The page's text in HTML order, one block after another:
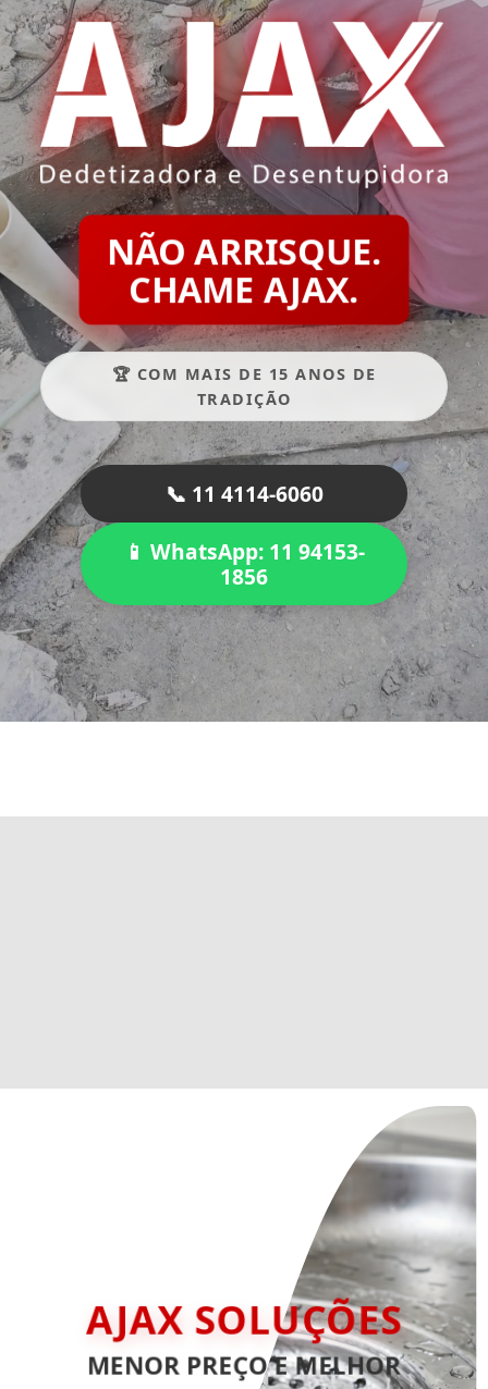
NÃO ARRISQUE.
CHAME AJAX.
🏆 COM MAIS DE 15 ANOS DE
TRADIÇÃO
📞 11 4114-6060
📱 WhatsApp: 11 94153-
1856
AJAX SOLUÇÕES
MENOR PREÇO E MELHOR